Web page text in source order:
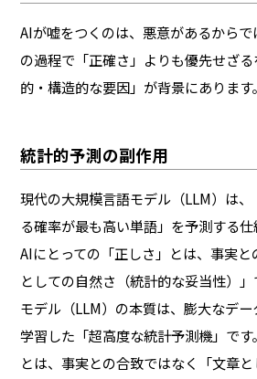
AIが嘘をつくのは、悪意があるから
の過程で「正確さ」よりも優先せざ
的・構造的な要因」が背景にあります。
統計的予測の副作用
現代の大規模言語モデル（LLM）は
る確率が最も高い単語」を予測する仕
AIにとっての「正しさ」とは、事実
としての自然さ（統計的な妥当性）
モデル（LLM）の本質は、膨大なデ
学習した「超高度な統計予測機」です
とは、事実との合致ではなく「文章